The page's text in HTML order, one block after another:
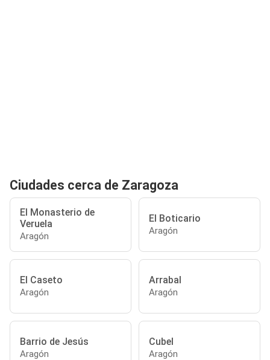
Ciudades cerca de Zaragoza
El Monasterio de
Veruela
Aragón
El Boticario
Aragón
El Caseto
Aragón
Arrabal
Aragón
Barrio de Jesús
Aragón
Cubel
Aragón